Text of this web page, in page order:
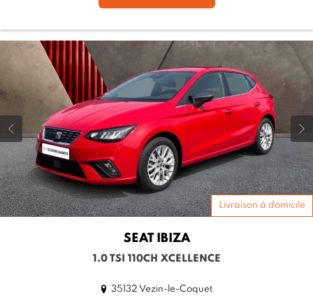
Livraison à domicile
SEAT IBIZA
1.0 TSI 110CH XCELLENCE
35132 Vezin-le-Coquet